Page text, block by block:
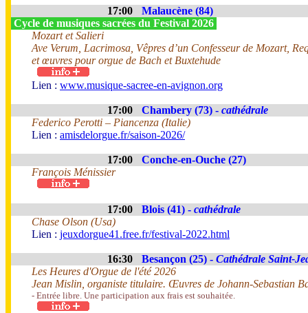
17:00
Malaucène (84)
Cycle de musiques sacrées du Festival 2026
Mozart et Salieri
Ave Verum, Lacrimosa, Vêpres d’un Confesseur de Mozart,
et œuvres pour orgue de Bach et Buxtehude
Lien : www.musique-sacree-en-avignon.org
17:00 Chambery (73) - cathédrale
Federico Perotti – Piancenza (Italie)
Lien : amisdelorgue.fr/saison-2026/
17:00
Conche-en-Ouche (27)
François Ménissier
17:00 Blois (41) - cathédrale
Chase Olson (Usa)
Lien : jeuxdorgue41.free.fr/festival-2022.html
16:30 Besançon (25) - Cathédrale Saint-
Les Heures d'Orgue de l'été 2026
Jean Mislin, organiste titulaire. Œuvres de Johann-Sebastian
- Entrée libre. Une participation aux frais est souhaitée.